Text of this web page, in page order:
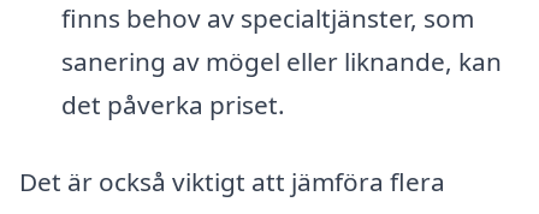
finns behov av specialtjänster, som
sanering av mögel eller liknande, kan
det påverka priset.
Det är också viktigt att jämföra flera